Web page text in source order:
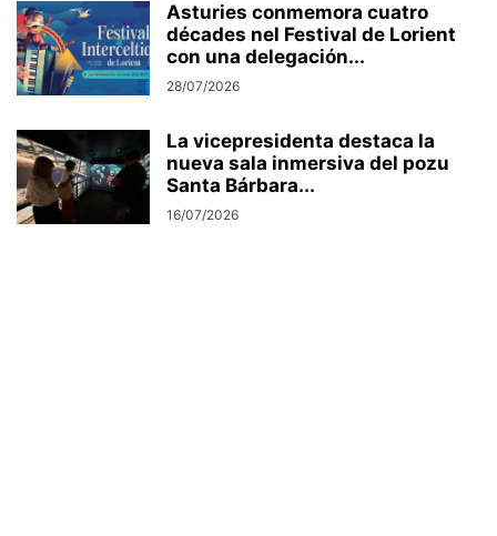
Asturies conmemora cuatro
décades nel Festival de Lorient
con una delegación...
28/07/2026
La vicepresidenta destaca la
nueva sala inmersiva del pozu
Santa Bárbara...
16/07/2026